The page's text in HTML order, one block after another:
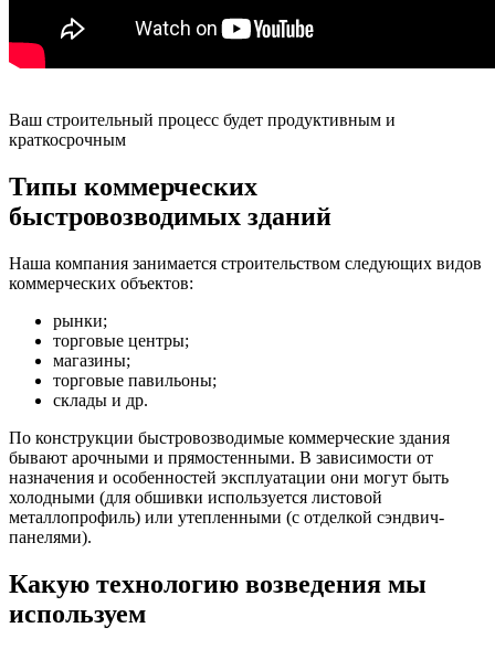
Ваш строительный процесс будет продуктивным и
краткосрочным
Типы коммерческих
быстровозводимых зданий
Наша компания занимается строительством следующих видов
коммерческих объектов:
рынки;
торговые центры;
магазины;
торговые павильоны;
склады и др.
По конструкции быстровозводимые коммерческие здания
бывают арочными и прямостенными. В зависимости от
назначения и особенностей эксплуатации они могут быть
холодными (для обшивки используется листовой
металлопрофиль) или утепленными (с отделкой сэндвич-
панелями).
Какую технологию возведения мы
используем